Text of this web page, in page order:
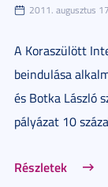
2011. augusztus
A Koraszülött
beindulása
és Botka László
pályázat 10
Részletek